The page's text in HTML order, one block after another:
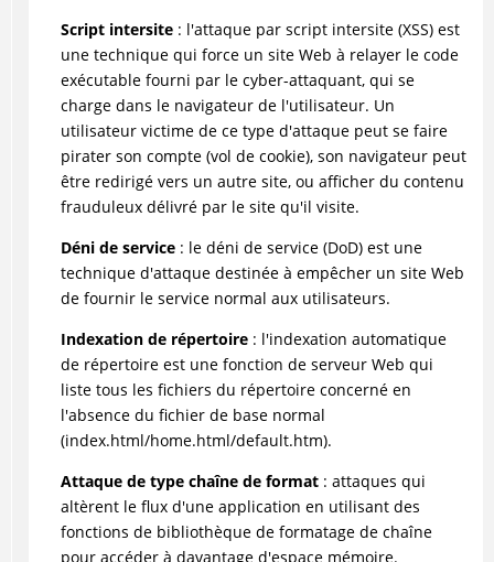
Script intersite: l'attaque par script intersite (XSS) est
une technique qui force un site Web à relayer le code
exécutable fourni par le cyber-attaquant, qui se
charge dans le navigateur de l'utilisateur. Un
utilisateur victime de ce type d'attaque peut se faire
pirater son compte (vol de cookie), son navigateur peut
être redirigé vers un autre site, ou afficher du contenu
frauduleux délivré par le site qu'il visite.
Déni de service: le déni de service (DoD) est une
technique d'attaque destinée à empêcher un site Web
de fournir le service normal aux utilisateurs.
Indexation de répertoire: l'indexation automatique
de répertoire est une fonction de serveur Web qui
liste tous les fichiers du répertoire concerné en
l'absence du fichier de base normal
(index.html/home.html/default.htm).
Attaque de type chaîne de format: attaques qui
altèrent le flux d'une application en utilisant des
fonctions de bibliothèque de formatage de chaîne
pour accéder à davantage d'espace mémoire.